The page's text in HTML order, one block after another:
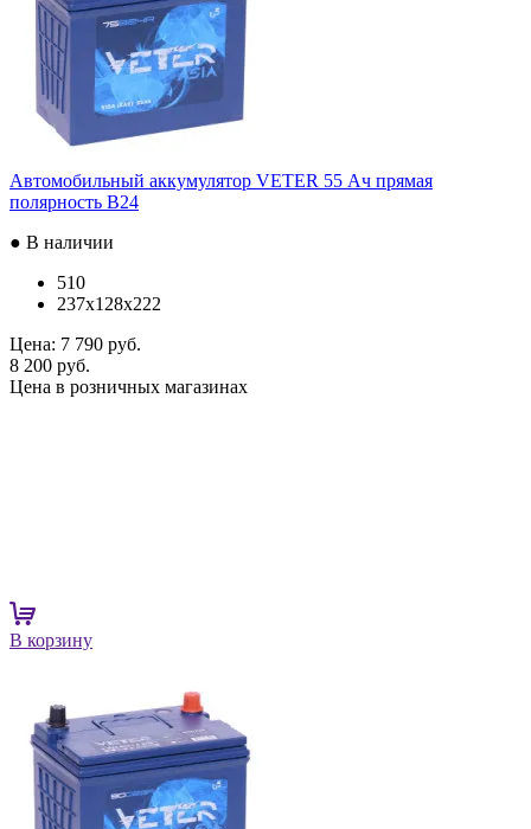
Автомобильный аккумулятор VETER 55 Ач прямая
полярность B24
● В наличии
510
237x128x222
Цена: 7 790 руб.
8 200 руб.
Цена в розничных магазинах
В корзину